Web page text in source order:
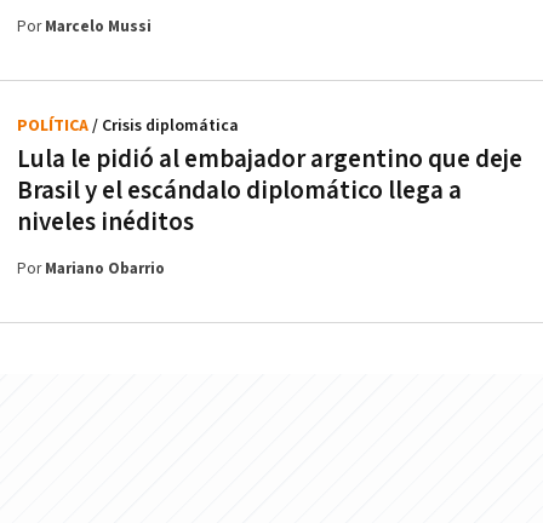
PorMarcelo Mussi
Lula le pidió al embajador argentino que deje
Brasil y el escándalo diplomático llega a
niveles inéditos
POLÍTICA/ Crisis diplomática
PorMariano Obarrio